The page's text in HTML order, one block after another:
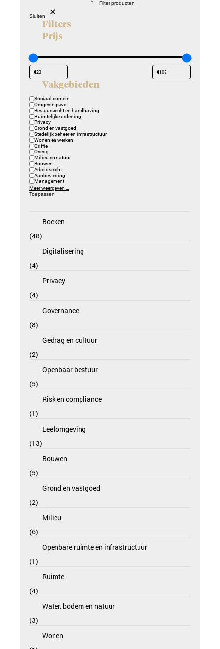
Filter producten
Sluiten
Filters
Prijs
Vakgebieden
Vakgebieden
Sociaal domein
Omgevingswet
Bestuursrecht en handhaving
Ruimtelijke ordening
Privacy
Grond en vastgoed
Stedelijk beheer en infrastructuur
Wonen en werken
Griffie
Overig
Milieu en natuur
Bouwen
Arbeidsrecht
Aanbesteding
Management
Meer weergeven …
Toepassen
Boeken
48
Digitalisering
4
Privacy
4
Governance
8
Gedrag en cultuur
2
Openbaar bestuur
5
Risk en compliance
1
Leefomgeving
13
Bouwen
5
Grond en vastgoed
2
Milieu
6
Openbare ruimte en infrastructuur
1
Ruimte
4
Water, bodem en natuur
3
Wonen